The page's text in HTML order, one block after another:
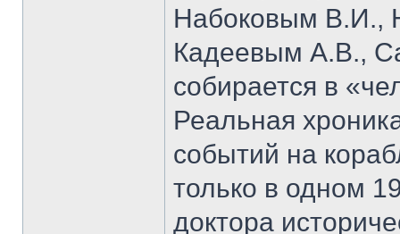
Набоковым В.И.,
Кадеевым А.В.,
собирается в
Реальная
событий на
только в одном
доктора